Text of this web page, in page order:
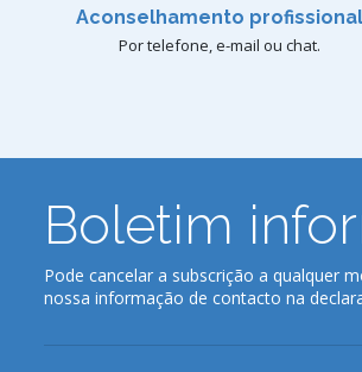
Aconselhamento profissional
Por telefone, e-mail ou chat.
Boletim
Pode cancelar a subscrição a qualquer
nossa informação de contacto na